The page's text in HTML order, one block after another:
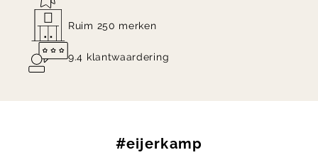
Ruim 250 merken
9.4 klantwaardering
#eijerkamp